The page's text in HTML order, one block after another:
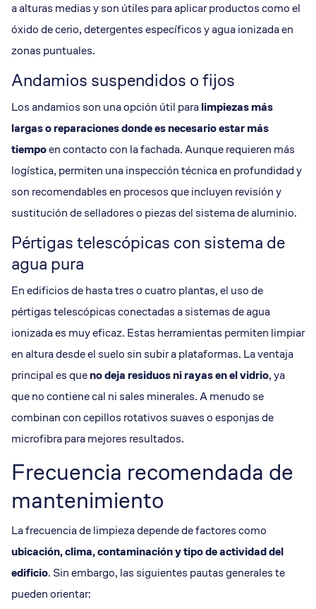
a alturas medias y son útiles para aplicar productos como el
óxido de cerio, detergentes específicos y agua ionizada en
zonas puntuales.
Andamios suspendidos o fijos
Los andamios son una opción útil paralimpiezas más
largas o reparaciones donde es necesario estar más
tiempoen contacto con la fachada. Aunque requieren más
logística, permiten una inspección técnica en profundidad y
son recomendables en procesos que incluyen revisión y
sustitución de selladores o piezas del sistema de aluminio.
Pértigas telescópicas con sistema de
agua pura
En edificios de hasta tres o cuatro plantas, el uso de
pértigas telescópicas conectadas a sistemas de agua
ionizada es muy eficaz. Estas herramientas permiten limpiar
en altura desde el suelo sin subir a plataformas. La ventaja
principal es queno deja residuos ni rayas en elvidrio, ya
que no contiene cal ni sales minerales. A menudo se
combinan con cepillos rotativos suaves o esponjas de
microfibra para mejores resultados.
Frecuencia recomendada de
mantenimiento
La frecuencia de limpieza depende de factores como
ubicación, clima, contaminación y tipo de actividad del
edificio. Sin embargo, las siguientes pautas generales te
pueden orientar: